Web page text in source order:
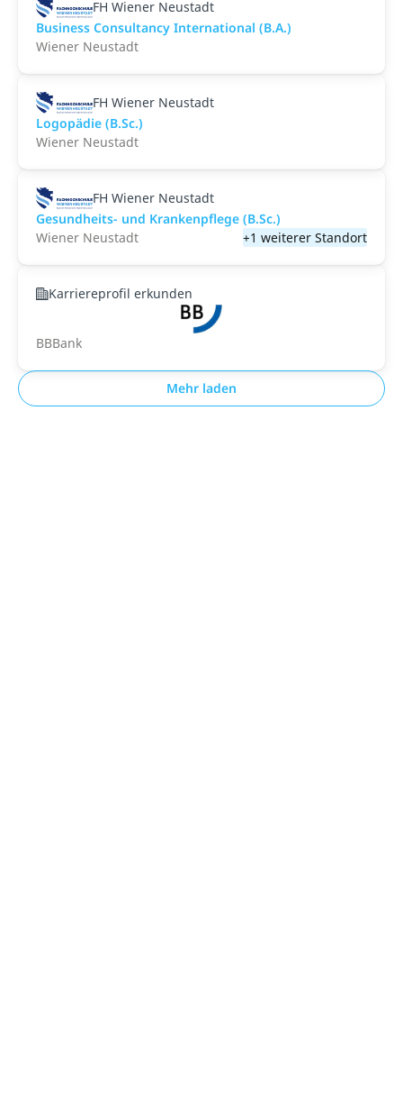
FH Wiener Neustadt
Business Consultancy International (B.A.)
Wiener Neustadt
FH Wiener Neustadt
Logopädie (B.Sc.)
Wiener Neustadt
FH Wiener Neustadt
Gesundheits- und Krankenpflege (B.Sc.)
Wiener Neustadt
+1 weiterer Standort
Karriereprofil erkunden
BBBank
Mehr laden